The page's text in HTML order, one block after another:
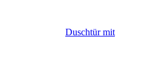
Duschtür mit